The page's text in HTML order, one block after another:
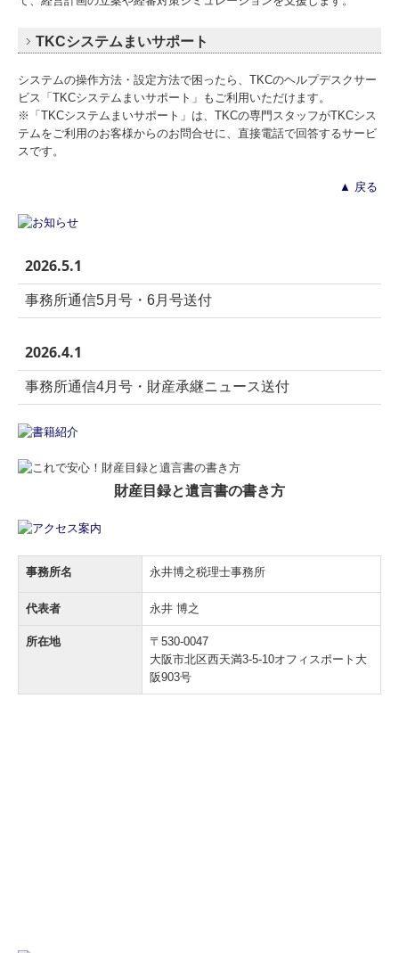
2026.5.1
事務所通信5月号・6月号送付
2026.4.1
事務所通信4月号・財産承継ニュース送付
財産目録と遺言書の書き方
事務所名 永井博之税理士事務所
代表者 永井 博之
所在地
〒530-0047
大阪市北区西天満3-5-10オフィスポート大
阪903号
TKCシステムまいサポート
システムの操作方法・設定方法で困ったら、TKCのヘルプデスクサー
ビス「TKCシステムまいサポート」もご利用いただけます。
※「TKCシステムまいサポート」は、TKCの専門スタッフがTKCシス
テムをご利用のお客様からのお問合せに、直接電話で回答するサービ
スです。
▲ 戻る